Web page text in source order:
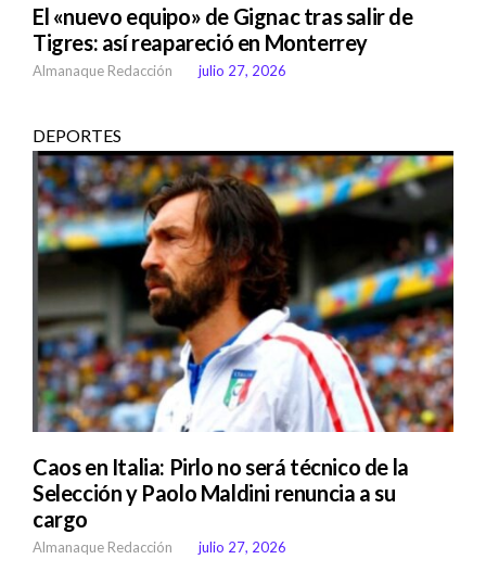
El «nuevo equipo» de Gignac tras salir de
Tigres: así reapareció en Monterrey
Almanaque Redacción julio 27, 2026
DEPORTES
Caos en Italia: Pirlo no será técnico de la
Selección y Paolo Maldini renuncia a su
cargo
Almanaque Redacción julio 27, 2026